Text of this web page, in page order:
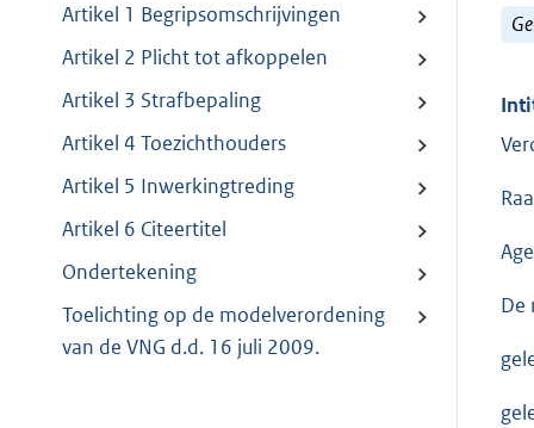
Artikel 1 Begripsomschrijvingen
Artikel 2 Plicht tot afkoppelen
Artikel 3 Strafbepaling
Artikel 4 Toezichthouders
Artikel 5 Inwerkingtreding
Artikel 6 Citeertitel
Ondertekening
Toelichting op de modelverordening
van de VNG d.d. 16 juli 2009.
De